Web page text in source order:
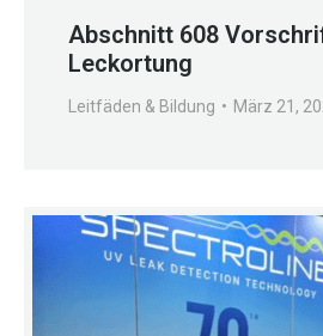
Abschnitt 608
Leckortung
Leitfäden & Bildung März 21,